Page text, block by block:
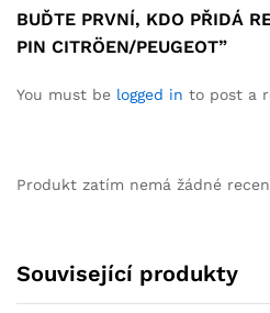
BUĎTE PRVNÍ, KDO PŘIDÁ
PIN CITRÖEN/PEUGEOT”
You must be logged in to post a
Produkt zatím nemá žádné
Související produkty